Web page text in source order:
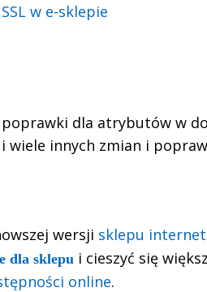
SSL w e-sklepie
poprawki dla atrybutów w
i wiele innych zmian i
wersji sklepu
dla sklepu i cieszyć się
online.